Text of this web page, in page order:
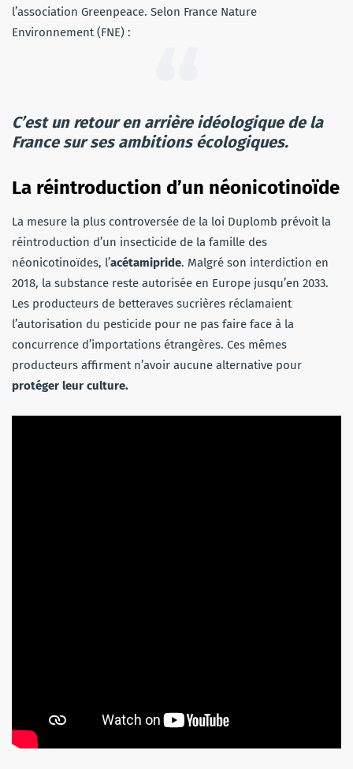
l’association Greenpeace. Selon France Nature
Environnement (FNE) :
C’est un retour en arrière idéologique de la
France sur ses ambitions écologiques.
La réintroduction d’un néonicotinoïde
La mesure la plus controversée de la loi Duplomb prévoit la
réintroduction d’un insecticide de la famille des
néonicotinoïdes, l’acétamipride. Malgré son interdiction en
2018, la substance reste autorisée en Europe jusqu’en 2033.
Les producteurs de betteraves sucrières réclamaient
l’autorisation du pesticide pour ne pas faire face à la
concurrence d’importations étrangères. Ces mêmes
producteurs affirment n’avoir aucune alternative pour
protéger leur culture.